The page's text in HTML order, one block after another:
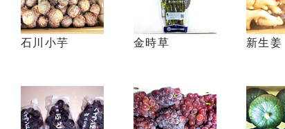
石川小芋 金時草 新生姜